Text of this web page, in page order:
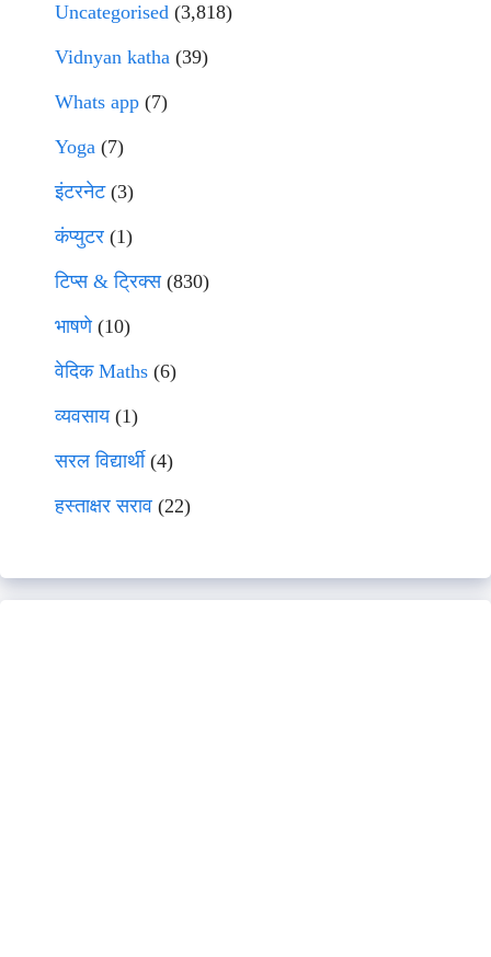
Uncategorised (3,818)
Vidnyan katha (39)
Whats app (7)
Yoga (7)
इंटरनेट(3)
कंप्युटर (1)
टिप्स & ट्रिक्स(830)
भाषणे(10)
वेदिक Maths (6)
व्यवसाय(1)
सरल विद्यार्थी(4)
हस्ताक्षर सराव (22)